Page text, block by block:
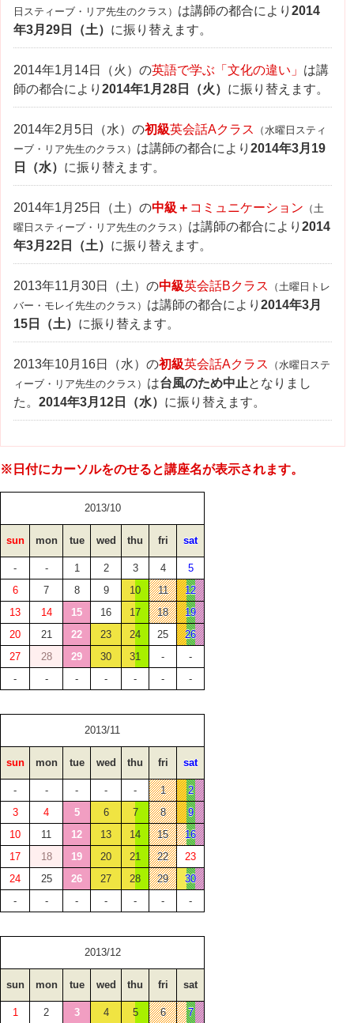
日スティーブ・リア先生のクラス） は講師の都合により 2014
年3月29日（土） に振り替えます。
2014年1月14日（火）の英語で学ぶ「文化の違い」 は講
師の都合により 2014年1月28日（火） に振り替えます。
2014年2月5日（水）の初級英会話Aクラス
（水曜日スティ
ーブ・リア先生のクラス） は講師の都合により 2014年3月19
日（水） に振り替えます。
2014年1月25日（土）の中級＋ コミュニケーション （土
曜日スティーブ・リア先生のクラス） は講師の都合により 2014
年3月22日（土） に振り替えます。
2013年11月30日（土）の中級英会話Bクラス
（土曜日トレ
バー・モレイ先生のクラス） は講師の都合により 2014年3月
15日（土） に振り替えます。
2013年10月16日（水）の初級英会話Aクラス
（水曜日ステ
ィーブ・リア先生のクラス） は台風のため中止となりまし
た。 2014年3月12日（水） に振り替えます。
※日付にカーソルをのせると講座名が表示されます。
2013/10
sun mon tue wed thu fri sat
- - 1 2 3 4
5
6
7 8 9 10 11
12
13
14 15 16 17 18
19
20
21 22 23 24 25
26
27
28 29 30 31 -
-
-
- - - - - -
2013/11
sun mon tue wed thu fri sat
- - - - - 1
2
3
4 5 6 7 8
9
10
11 12 13 14 15
16
17
18 19 20 21 22
23
24
25 26 27 28 29
30
-
- - - - - -
2013/12
sun mon tue wed thu fri sat
1 2 3 4 5 6 7